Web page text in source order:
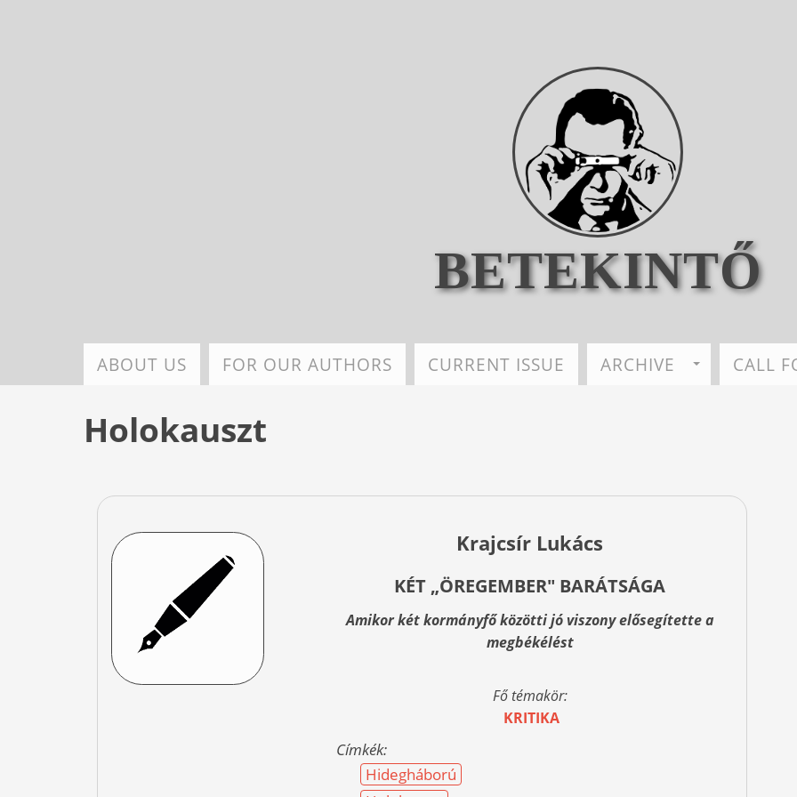
BETEKINTŐ
ABOUT US FOR OUR AUTHORS CURRENT ISSUE ARCHIVE CALL
Holokauszt
Krajcsír Lukács
KÉT „ÖREGEMBER" BARÁTSÁGA
Amikor két kormányfő közötti jó viszony elősegítette a
megbékélést
Fő témakör:
KRITIKA
Címkék:
Hidegháború